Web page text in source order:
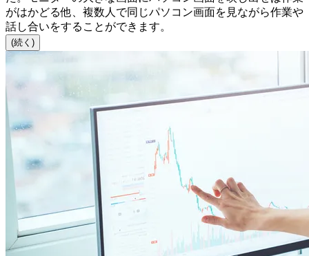
がはかどる他、複数人で同じパソコン画面を見ながら作業や
話し合いをすることができます。
(続く)